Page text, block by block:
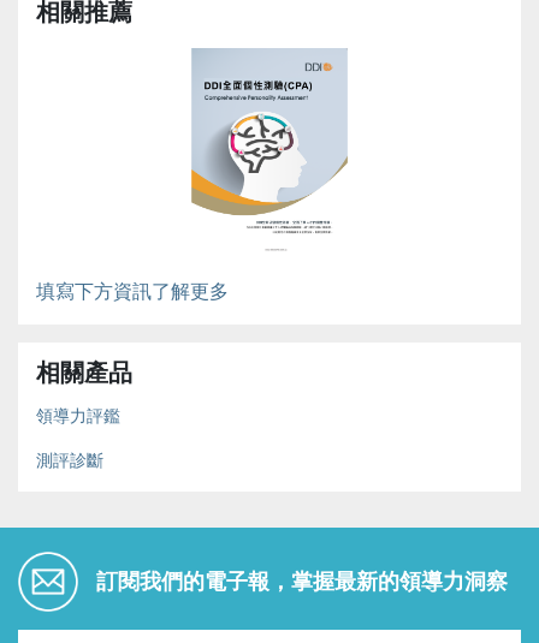
相關推薦
填寫下方資訊了解更多
相關產品
領導力評鑑
測評診斷
訂閱我們的電子報，掌握最新的領導力洞察